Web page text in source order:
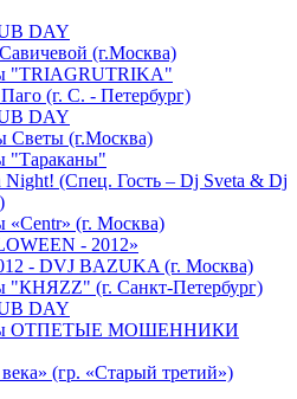
DAY
(г.Москва)
"TRIAGRUTRIKA"
(г. С. - Петербург)
DAY
Светы (г.Москва)
"Тараканы"
Night! (Спец. Гость – Dj Sveta & Dj
«Centr» (г. Москва)
- 2012»
- DVJ BAZUKA (г. Москва)
"КНЯZZ" (г. Санкт-Петербург)
DAY
ОТПЕТЫЕ МОШЕННИКИ
(гр. «Старый третий»)